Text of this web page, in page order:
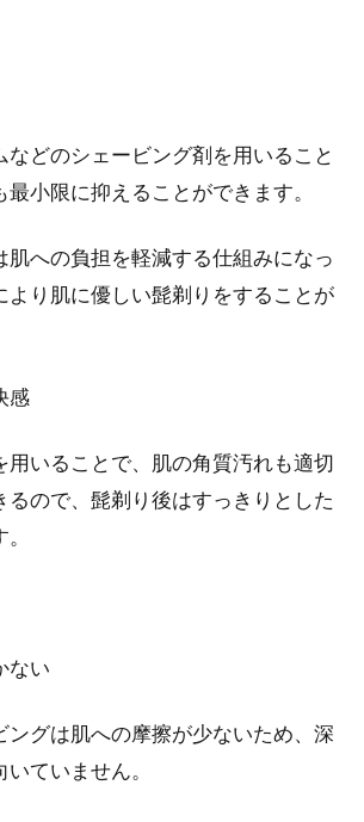
などのシェービング剤を用いること
小限に抑えることができます。
肌への負担を軽減する仕組みになっ
より肌に優しい髭剃りをすることが
感
用いることで、肌の角質汚れも適切
るので、髭剃り後はすっきりとした
ない
ングは肌への摩擦が少ないため、深
ていません。